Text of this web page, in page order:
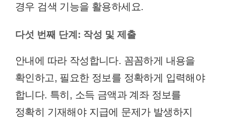
경우 검색 기능을 활용하세요.
다섯 번째 단계: 작성 및 제출
안내에 따라 작성합니다. 꼼꼼하게 내용을
확인하고, 필요한 정보를 정확하게 입력해야
합니다. 특히, 소득 금액과 계좌 정보를
정확히 기재해야 지급에 문제가 발생하지